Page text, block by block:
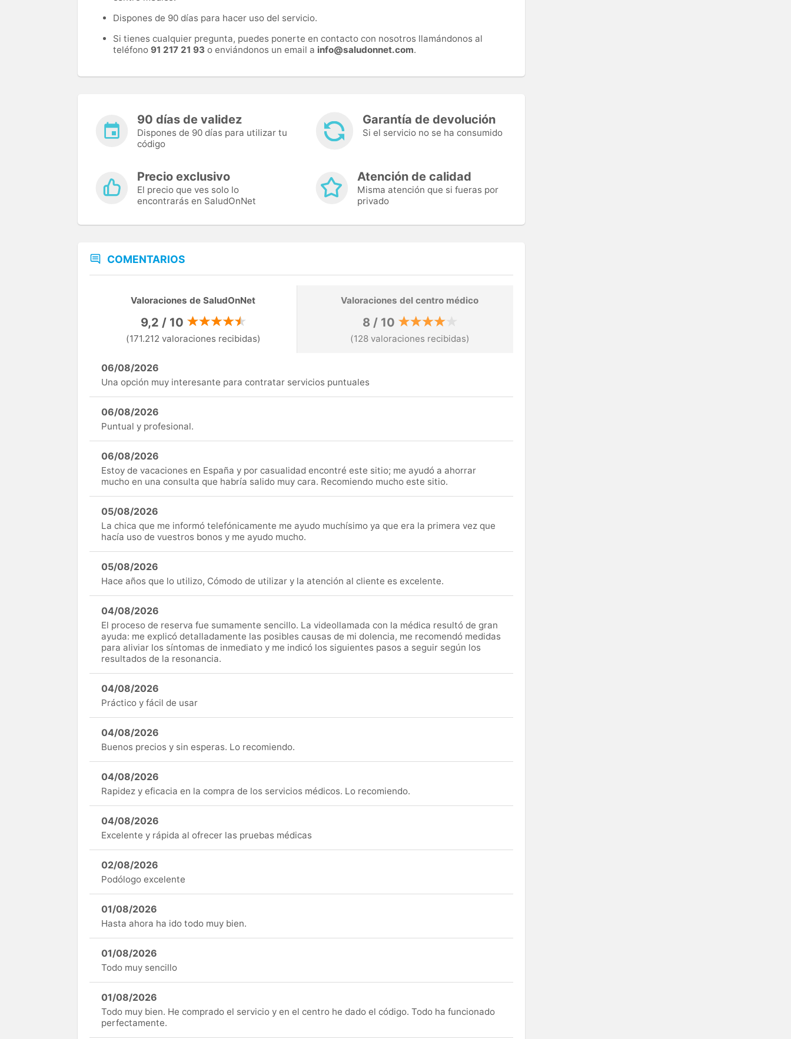
Dispones de 90 días para hacer uso del servicio.
Si tienes cualquier pregunta, puedes ponerte en contacto con nosotros llamándonos al
teléfono 91 217 21 93 o enviándonos un email a info@saludonnet.com.
90 días de validez
Dispones de 90 días para utilizar tu
código
Garantía de devolución
Si el servicio no se ha consumido
Precio exclusivo
El precio que ves solo lo
encontrarás en SaludOnNet
Atención de calidad
Misma atención que si fueras por
privado
COMENTARIOS
Valoraciones de SaludOnNet
9,2 / 10
(171.212 valoraciones recibidas)
Valoraciones del centro médico
8 / 10
(128 valoraciones recibidas)
06/08/2026
Una opción muy interesante para contratar servicios puntuales
06/08/2026
Puntual y profesional.
06/08/2026
Estoy de vacaciones en España y por casualidad encontré este sitio; me ayudó a ahorrar
mucho en una consulta que habría salido muy cara. Recomiendo mucho este sitio.
05/08/2026
La chica que me informó telefónicamente me ayudo muchísimo ya que era la primera vez que
hacía uso de vuestros bonos y me ayudo mucho.
05/08/2026
Hace años que lo utilizo, Cómodo de utilizar y la atención al cliente es excelente.
04/08/2026
El proceso de reserva fue sumamente sencillo. La videollamada con la médica resultó de gran
ayuda: me explicó detalladamente las posibles causas de mi dolencia, me recomendó medidas
para aliviar los síntomas de inmediato y me indicó los siguientes pasos a seguir según los
resultados de la resonancia.
04/08/2026
Práctico y fácil de usar
04/08/2026
Buenos precios y sin esperas. Lo recomiendo.
04/08/2026
Rapidez y eficacia en la compra de los servicios médicos. Lo recomiendo.
04/08/2026
Excelente y rápida al ofrecer las pruebas médicas
02/08/2026
Podólogo excelente
01/08/2026
Hasta ahora ha ido todo muy bien.
01/08/2026
Todo muy sencillo
01/08/2026
Todo muy bien. He comprado el servicio y en el centro he dado el código. Todo ha funcionado
perfectamente.